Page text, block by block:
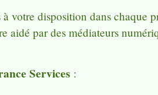
votre disposition dans chaque
aidé par des médiateurs
Services :